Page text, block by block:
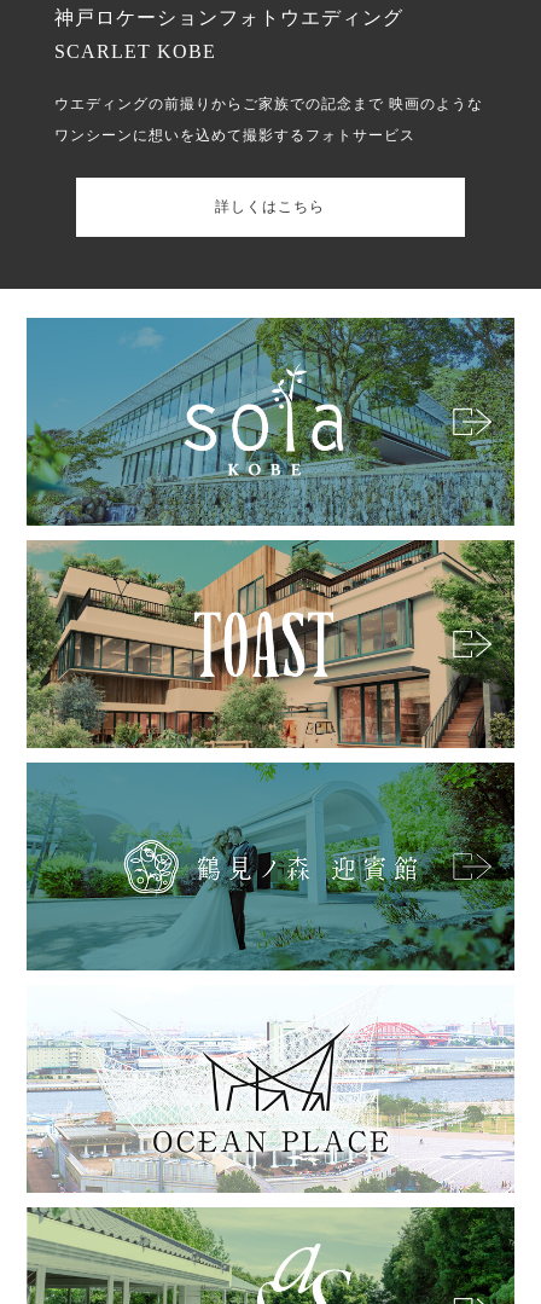
神戸ロケーションフォトウエディング
SCARLET KOBE
ウエディングの前撮りからご家族での記念まで 映画のような
ワンシーンに想いを込めて撮影するフォトサービス
詳しくはこちら